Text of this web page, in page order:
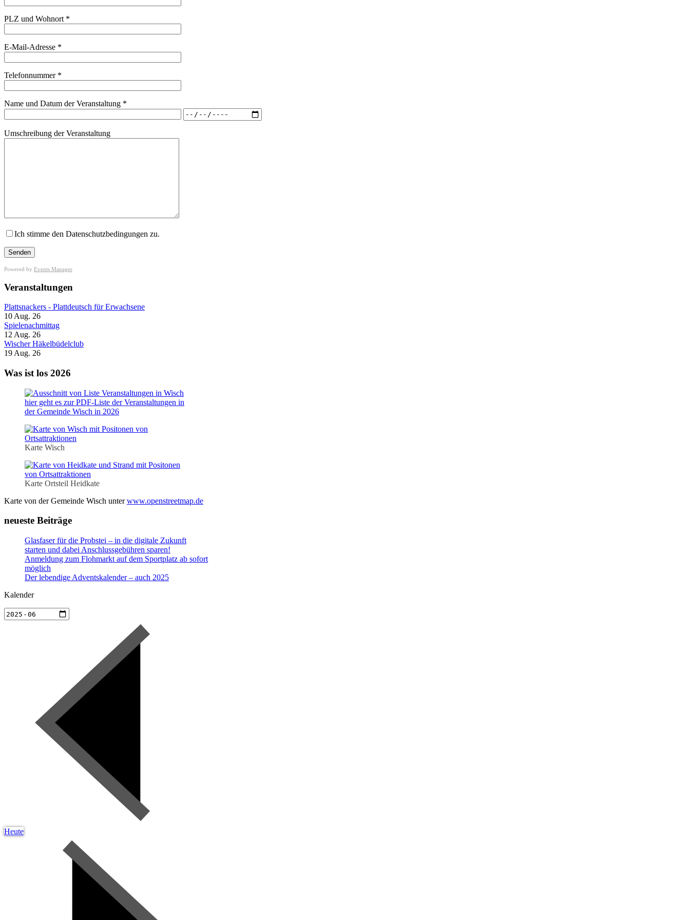
PLZ und Wohnort *
E-Mail-Adresse *
Telefonnummer *
Name und Datum der Veranstaltung *
Umschreibung der Veranstaltung
Ich stimme den Datenschutzbedingungen zu.
Powered by Events Manager
Veranstaltungen
Plattsnackers - Plattdeutsch für Erwachsene
10 Aug. 26
Spielenachmittag
12 Aug. 26
Wischer Häkelbüdelclub
19 Aug. 26
Was ist los 2026
hier geht es zur PDF-Liste der Veranstaltungen in
der Gemeinde Wisch in 2026
Karte Wisch
Karte Ortsteil Heidkate
Karte von der Gemeinde Wisch unterwww.openstreetmap.de
neueste Beiträge
Glasfaser für die Probstei – in die digitale Zukunft
starten und dabei Anschlussgebühren sparen!
Anmeldung zum Flohmarkt auf dem Sportplatz ab sofort
möglich
Der lebendige Adventskalender – auch 2025
Kalender
Heute